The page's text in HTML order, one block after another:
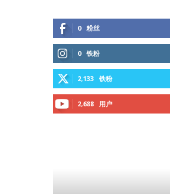
0 粉丝
0 铁粉
2,133 铁粉
2,688 用户